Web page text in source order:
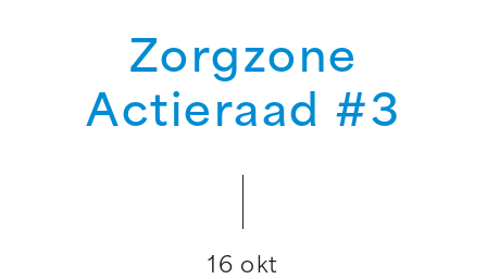
Zorgzone
Actieraad #3
16 okt